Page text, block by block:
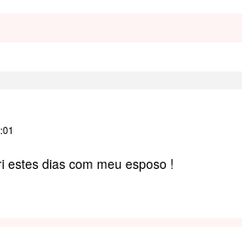
estes dias com meu esposo !